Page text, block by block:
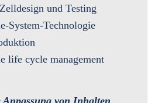
und Testing
System-Technologie
life cycle management